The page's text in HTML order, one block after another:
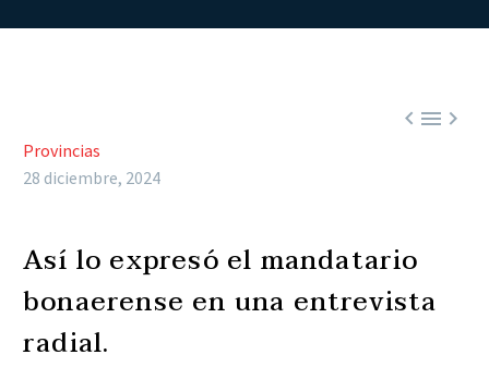

Provincias
28 diciembre, 2024
Así lo expresó el mandatario
bonaerense en una entrevista
radial.